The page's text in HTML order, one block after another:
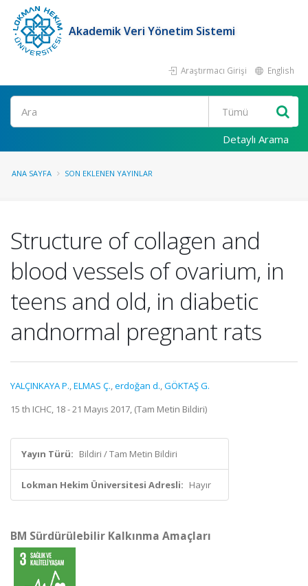
Akademik Veri Yönetim Sistemi
Araştırmacı Girişi English
Ara
Detaylı Arama
ANA SAYFA SON EKLENEN YAYINLAR
Structure of collagen and
blood vessels of ovarium, in
teens and old, in diabetic
andnormal pregnant rats
YALÇINKAYA P.,ELMAS Ç.,erdoğan d.,GÖKTAŞ G.
15 th ICHC, 18 - 21 Mayıs 2017, (Tam Metin Bildiri)
Yayın Türü: Bildiri / Tam Metin Bildiri
Lokman Hekim Üniversitesi Adresli: Hayır
BM Sürdürülebilir Kalkınma Amaçları